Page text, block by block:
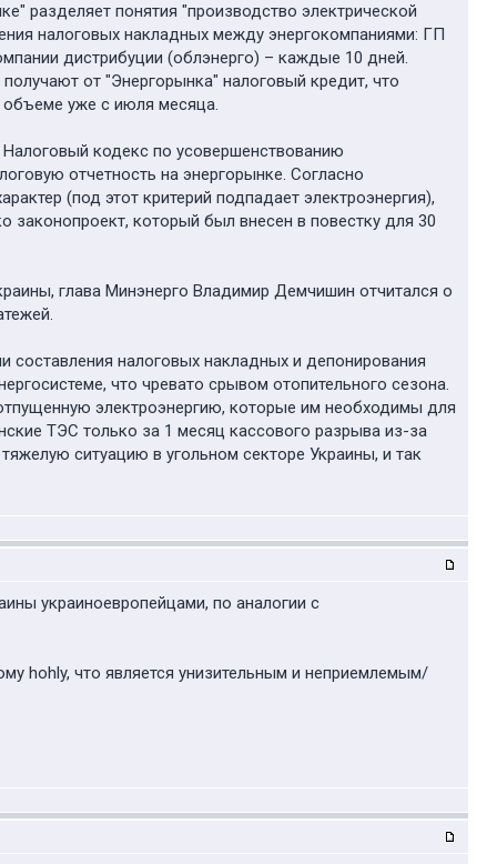
разделяет понятия "производство электрической
налоговых накладных между энергокомпаниями: ГП
дистрибуции (облэнерго) – каждые 10 дней.
от "Энергорынка" налоговый кредит, что
уже с июля месяца.
кодекс по усовершенствованию
отчетность на энергорынке. Согласно
(под этот критерий подпадает электроэнергия),
законопроект, который был внесен в повестку для 30
глава Минэнерго Владимир Демчишин отчитался о
налоговых накладных и депонирования
что чревато срывом отопительного сезона.
электроэнергию, которые им необходимы для
ТЭС только за 1 месяц кассового разрыва из-за
ситуацию в угольном секторе Украины, и так
украиноевропейцами, по аналогии с
hohly, что является унизительным и неприемлемым/